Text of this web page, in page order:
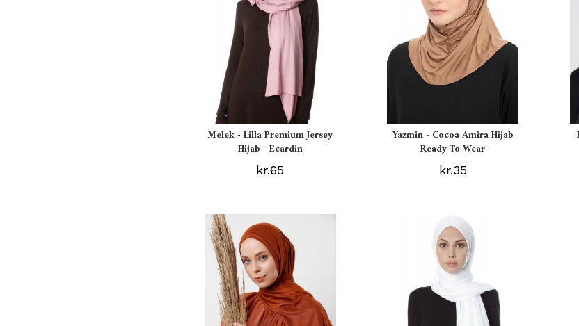
Melek - Lilla Premium Jersey
Hijab - Ecardin
kr.65
Yazmin - Cocoa Amira Hijab
Ready To Wear
kr.35